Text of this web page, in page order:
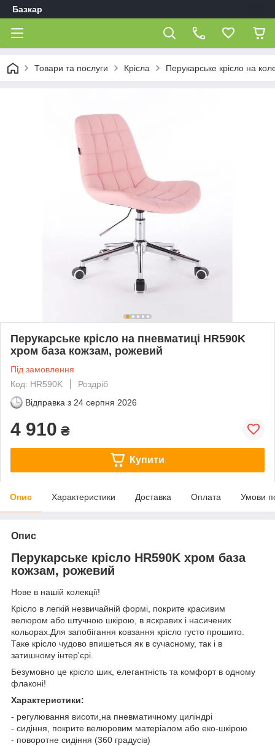
Базкар
Товари та послуги Крісла Перукарське крісло на
Перукарське крісло на пневматиці HR590K
хром база кожзам, рожевий
Під замовлення
Код: HR590K
Роздріб
Відправка з 24 серпня 2026
4 910 ₴
Купити
Опис Характеристики Доставка Оплата Умови
Опис
Перукарське крісло HR590K хром база
кожзам, рожевий
Нове в нашій колекції!
Крісло в легкій незвичайній формі, покрите красивим
велюром або штучною шкірою, в яскравих і насичених
кольорах.Для запобігання ковзання крісло густо прошито.
Таке крісло чудово впишеться як в сучасному, так і в
затишному інтер'єрі.
Безумовно це крісло шик, елегантність та комфорт в одному
флаконі!
Характеристики:
- регулювання висоти,на пневматичному циліндрі
- сидіння, покрите велюровим матеріалом або еко-шкірою
- поворотне сидіння (360 градусів)